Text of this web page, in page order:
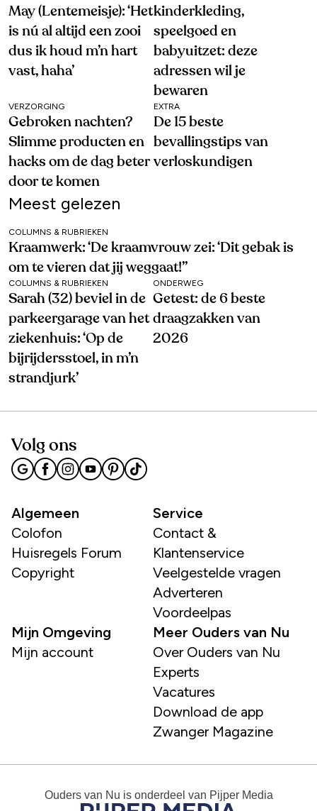
May (Lentemeisje): ‘Het
is nú al altijd een zooi
dus ik houd m’n hart
vast, haha’
kinderkleding,
speelgoed en
babyuitzet: deze
adressen wil je
bewaren
VERZORGING
Gebroken nachten?
Slimme producten en
hacks om de dag beter
door te komen
EXTRA
De 15 beste
bevallingstips van
verloskundigen
Meest gelezen
COLUMNS & RUBRIEKEN
Kraamwerk: ‘De kraamvrouw zei: ‘Dit gebak is
om te vieren dat jij weggaat!’’
COLUMNS & RUBRIEKEN
Sarah (32) beviel in de
parkeergarage van het
ziekenhuis: ‘Op de
bijrijdersstoel, in m’n
strandjurk’
ONDERWEG
Getest: de 6 beste
draagzakken van
2026
Volg ons
Algemeen
Colofon
Huisregels Forum
Copyright
Service
Contact &
Klantenservice
Veelgestelde vragen
Adverteren
Voordeelpas
Mijn Omgeving
Mijn account
Meer Ouders van Nu
Over Ouders van Nu
Experts
Vacatures
Download de app
Zwanger Magazine
Ouders van Nu is onderdeel van Pijper Media